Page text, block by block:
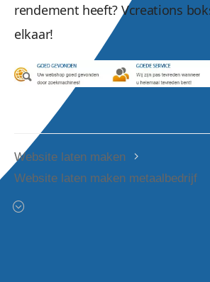
rendement heeft? Vcreations
elkaar!
Website laten maken
Website laten maken metaalbedrijf